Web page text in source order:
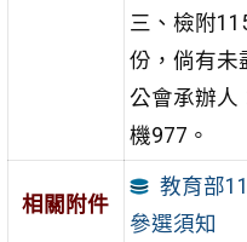
三、檢附
份，倘有未
公會承辦人
機977。
相關附件
教育部
參選須知